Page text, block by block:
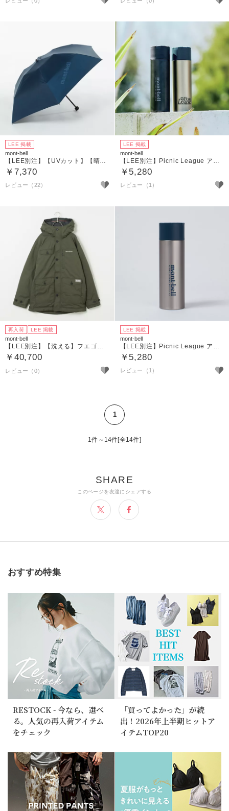
LEE 掲載
mont-bell
【LEE別注】【UVカット】【晴雨兼用】Picnic Leagueトラベルサンブロックアンブレラ55
￥7,370
レビュー（22）
LEE 掲載
mont-bell
【LEE別注】Picnic League アルパイン サーモボトル 0.5L
￥5,280
レビュー（1）
再入荷 LEE 掲載
mont-bell
【LEE別注】【洗える】フエゴカントリーダウンパーカ
￥40,700
LEE 掲載
mont-bell
【LEE別注】Picnic League アルパイン サーモボトル 0.5L
￥5,280
レビュー（1）
1
1件～14件[全14件]
おすすめ特集
RESTOCK - 今なら、選べ
る。人気の再入荷アイテム
をチェック
「買ってよかった」が続
出！2026年上半期ヒットア
イテムTOP20